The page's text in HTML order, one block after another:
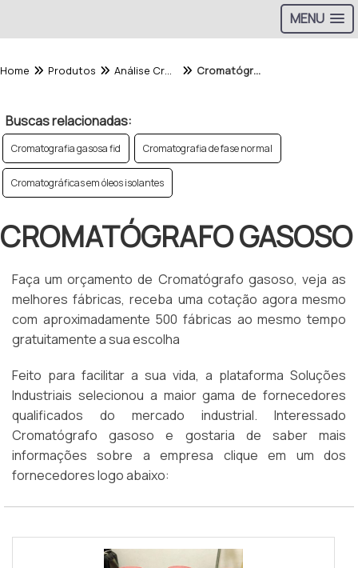
MENU
Home Produtos Análise Cromatografica - Categoria Cromatógrafo gasoso
Buscas relacionadas:
Cromatografia gasosa fid Cromatografia de fase normal
Cromatográficas em óleos isolantes
CROMATÓGRAFO GASOSO
Faça um orçamento de Cromatógrafo gasoso, veja as
melhores fábricas, receba uma cotação agora mesmo
com aproximadamente 500 fábricas ao mesmo tempo
gratuitamente a sua escolha
Feito para facilitar a sua vida, a plataforma Soluções
Industriais selecionou a maior gama de fornecedores
qualificados do mercado industrial. Interessado
Cromatógrafo gasoso e gostaria de saber mais
informações sobre a empresa clique em um dos
fornecedores logo abaixo: